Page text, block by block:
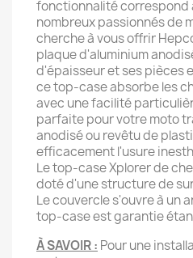
fonctionnalité correspond
nombreux passionnés de
cherche à vous offrir
plaque d'aluminium
d'épaisseur et ses pièces
ce top-case absorbe les
avec une facilité
parfaite pour votre moto
anodisé ou revêtu de
efficacement l'usure
Le top-case Xplorer de
doté d'une structure de
Le couvercle s'ouvre à un
top-case est garantie
À SAVOIR : Pour une